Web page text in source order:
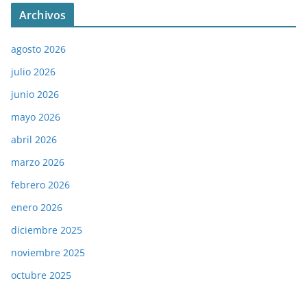
Archivos
agosto 2026
julio 2026
junio 2026
mayo 2026
abril 2026
marzo 2026
febrero 2026
enero 2026
diciembre 2025
noviembre 2025
octubre 2025